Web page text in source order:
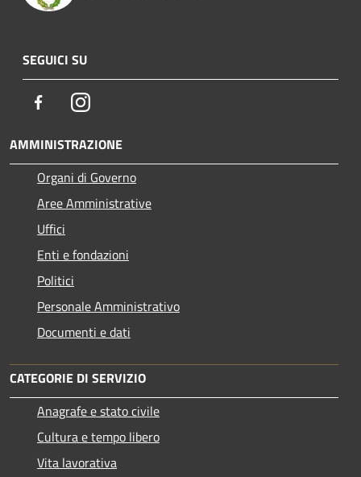
SEGUICI SU
FacebookInstagram
AMMINISTRAZIONE
Organi di Governo
Aree Amministrative
Uffici
Enti e fondazioni
Politici
Personale Amministrativo
Documenti e dati
CATEGORIE DI SERVIZIO
Anagrafe e stato civile
Cultura e tempo libero
Vita lavorativa